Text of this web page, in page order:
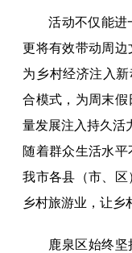
活动不仅能进
更将有效带动周边
为乡村经济注入新
合模式，为周末
量发展注入持久活
随着群众生活水平
我市各县（市、
乡村旅游业，让乡
鹿泉区始终坚